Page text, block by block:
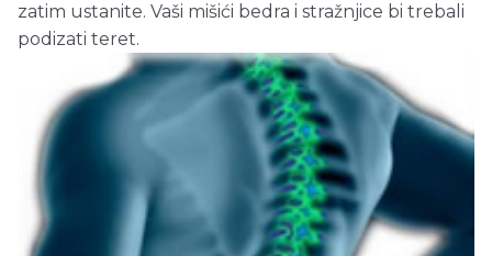
zatim ustanite. Vaši mišići bedra i stražnjice bi trebali
podizati teret.